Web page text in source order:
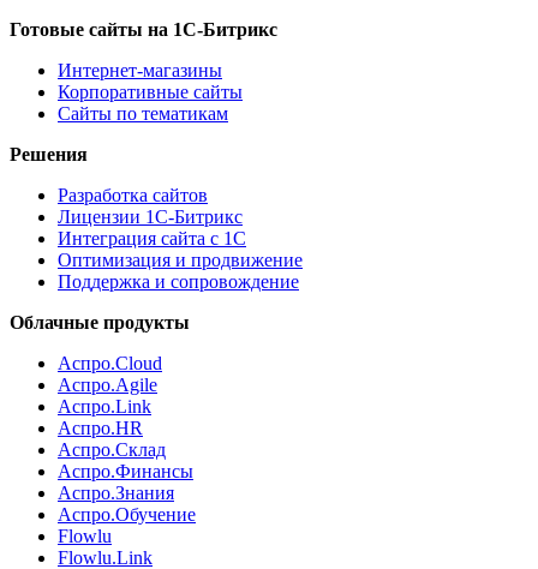
Готовые сайты на 1С-Битрикс
Интернет-магазины
Корпоративные сайты
Сайты по тематикам
Решения
Разработка сайтов
Лицензии 1С-Битрикс
Интеграция сайта с 1С
Оптимизация и продвижение
Поддержка и сопровождение
Облачные продукты
Аспро.Cloud
Аспро.Agile
Аспро.Link
Аспро.HR
Аспро.Склад
Аспро.Финансы
Аспро.Знания
Аспро.Обучение
Flowlu
Flowlu.Link